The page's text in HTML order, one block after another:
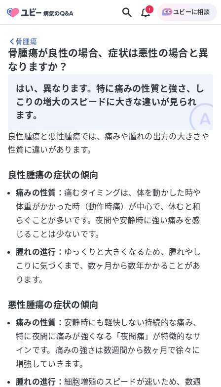
ユビーに相談
骨腫瘍
骨腫瘍が良性の場合、症状は悪性の場合と異
なりますか？
はい、異なります。特に痛みの性質と強さ、し
こりの増大のスピードに大きな違いが見られ
ます。
良性腫瘍と悪性腫瘍では、痛みや腫れの出方の大きさや
性質に違いがあります。
良性腫瘍の症状の傾向
痛みの性質： 痛むタイミングは、体を動かした時や
体重がかかった時（動作時痛）が中心で、休むと和
らぐことが多いです。夜間や安静時に強い痛みを感
じることは少ないです。
腫れの進行： ゆっくりと大きくなるため、腫れやし
こりに気づくまで、数ヶ月から数年かかることがあ
ります。
悪性腫瘍の症状の傾向
痛みの性質： 安静時にも軽快しない持続的な痛み、
特に夜間に痛みが強くなる「夜間痛」が特徴的なサ
インです。痛みの強さは数週間から数ヶ月で徐々に
増強していきます。
腫れの進行： 細胞増殖のスピードが速いため、数週